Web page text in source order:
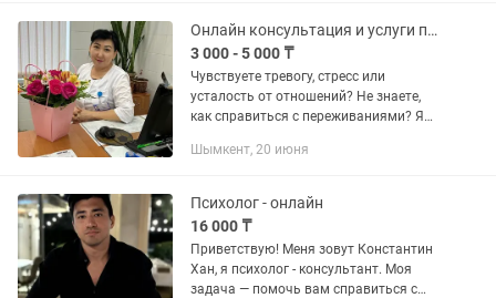
Онлайн консультация и услуги психолога на казахском языке
3 000 - 5 000 ₸
Чувствуете тревогу, стресс или
усталость от отношений? Не знаете,
как справиться с переживаниями? Я
эмоциях, найти внутреннюю опору и
Шымкент, 20 июня
Психолог - онлайн
16 000 ₸
Приветствую! Меня зовут Константин
Хан, я психолог - консультант. Моя
задача — помочь вам справиться с